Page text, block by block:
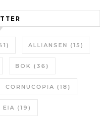
ALLIANSEN (15)
BOK (36)
CORNUCOPIA (18)
EIA (19)